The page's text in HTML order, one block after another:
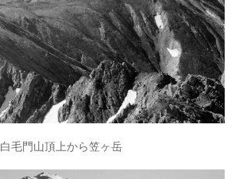
白毛門山頂上から笠ヶ岳